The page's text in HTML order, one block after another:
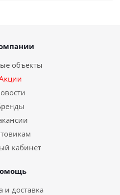
объекты
кабинет
и доставка